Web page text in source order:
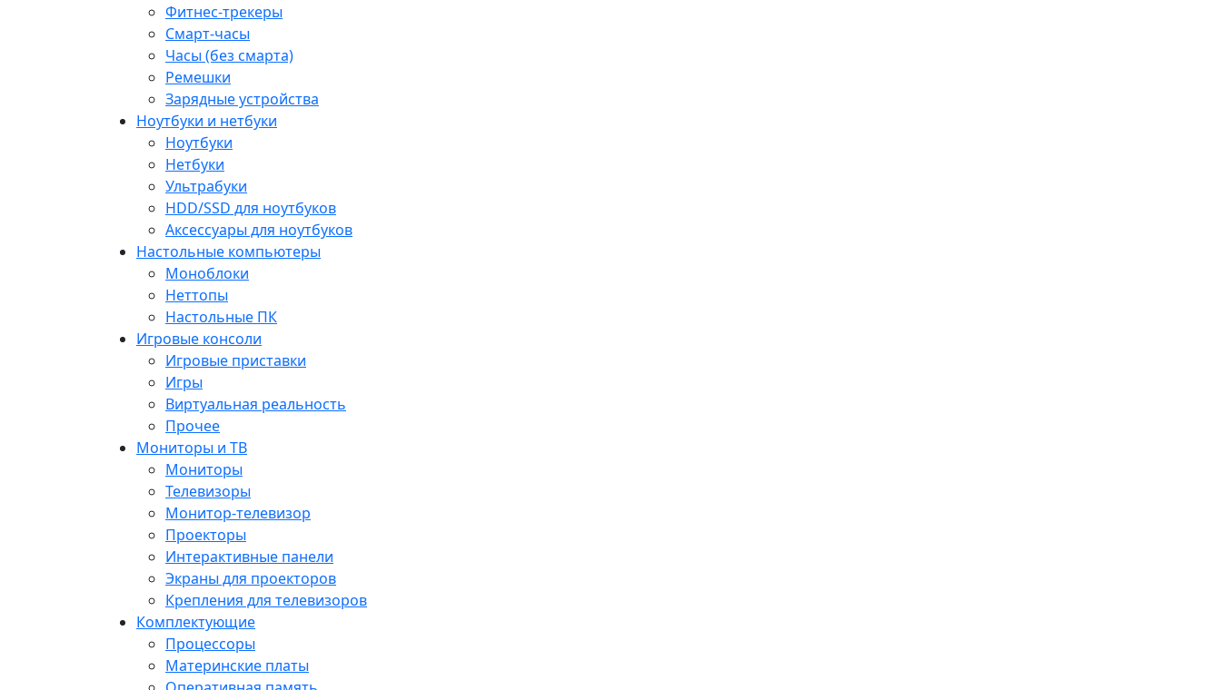
Фитнес-трекеры
Смарт-часы
Часы (без смарта)
Ремешки
Зарядные устройства
Ноутбуки и нетбуки
Ноутбуки
Нетбуки
Ультрабуки
HDD/SSD для ноутбуков
Аксессуары для ноутбуков
Настольные компьютеры
Моноблоки
Неттопы
Настольные ПК
Игровые консоли
Игровые приставки
Игры
Виртуальная реальность
Прочее
Мониторы и ТВ
Мониторы
Телевизоры
Монитор-телевизор
Проекторы
Интерактивные панели
Экраны для проекторов
Крепления для телевизоров
Комплектующие
Процессоры
Материнские платы